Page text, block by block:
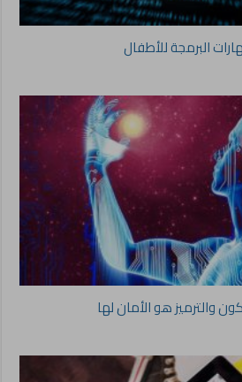
والترميز هو الأمان لها